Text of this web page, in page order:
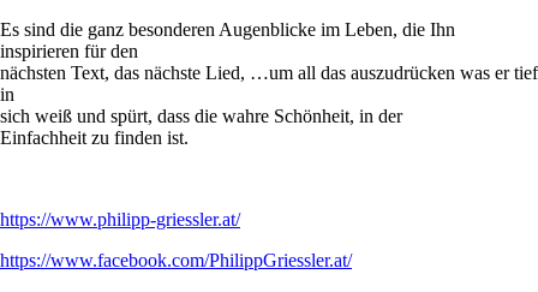
Es sind die ganz besonderen Augenblicke im Leben, die Ihn
inspirieren für den
nächsten Text, das nächste Lied, …um all das auszudrücken was er tief
in
sich weiß und spürt, dass die wahre Schönheit, in der
Einfachheit zu finden ist.
https://www.philipp-griessler.at/
https://www.facebook.com/PhilippGriessler.at/